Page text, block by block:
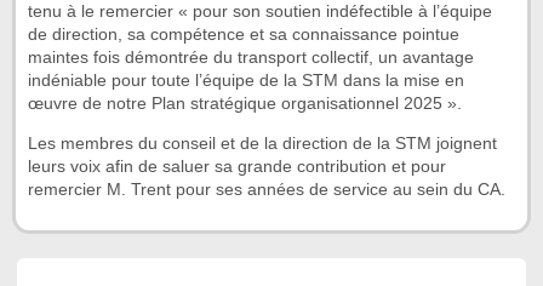
tenu à le remercier « pour son soutien indéfectible à l’équipe
de direction, sa compétence et sa connaissance pointue
maintes fois démontrée du transport collectif, un avantage
indéniable pour toute l’équipe de la STM dans la mise en
œuvre de notre Plan stratégique organisationnel 2025 ».
Les membres du conseil et de la direction de la STM joignent
leurs voix afin de saluer sa grande contribution et pour
remercier M. Trent pour ses années de service au sein du CA.